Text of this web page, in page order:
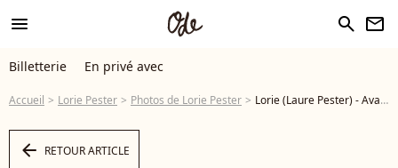
menu search newsletter
Billetterie En privé avec
Accueil Lorie Pester Photos de Lorie Pester Lorie (Laure Pester) - Avant-première parisienne du film "Cruella" au cinéma Le Grand Rex à Paris, le 11 juin 2021. © Olivier Borde/Bestimage - Photo
arrow_left RETOUR ARTICLE